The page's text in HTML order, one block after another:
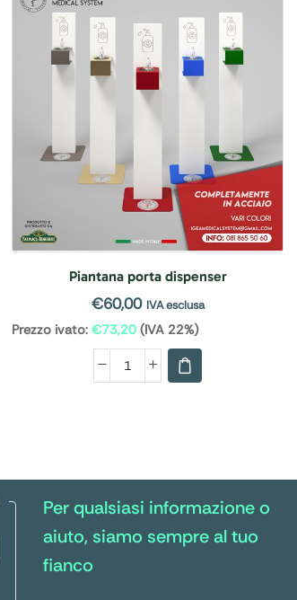
Piantana porta dispenser
€60,00 IVA esclusa
Prezzo ivato: €73,20 (IVA 22%)
Per qualsiasi informazione o
aiuto, siamo sempre al tuo
fianco